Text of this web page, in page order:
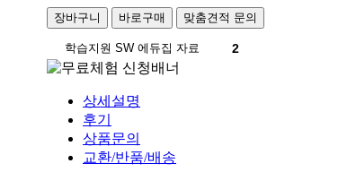
장바구니 바로구매 맞춤견적 문의
학습지원 SW 에듀집 자료 2
상세설명
후기
상품문의
교환/반품/배송